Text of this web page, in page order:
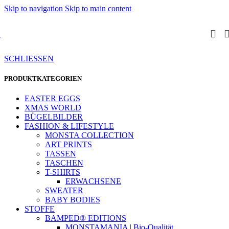
Skip to navigation Skip to main content
SCHLIESSEN
PRODUKTKATEGORIEN
EASTER EGGS
XMAS WORLD
BÜGELBILDER
FASHION & LIFESTYLE
MONSTA COLLECTION
ART PRINTS
TASSEN
TASCHEN
T-SHIRTS
ERWACHSENE
SWEATER
BABY BODIES
STOFFE
BAMPED® EDITIONS